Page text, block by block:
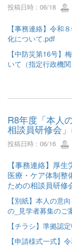
投稿日時 : 06/18
【事務連絡】令和
化について.pdf
【中防災第16号】
いて（指定行政機
R8年度「本人
相談員研修会
投稿日時 : 06/16
【事務連絡】厚
医療・ケア体制整
ための相談員研修
【別紙】本人の意
の_見学者募集のご
【チラシ】準拠認
【申請様式一式】